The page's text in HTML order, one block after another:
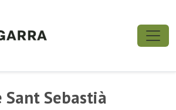
Sant Sebastià